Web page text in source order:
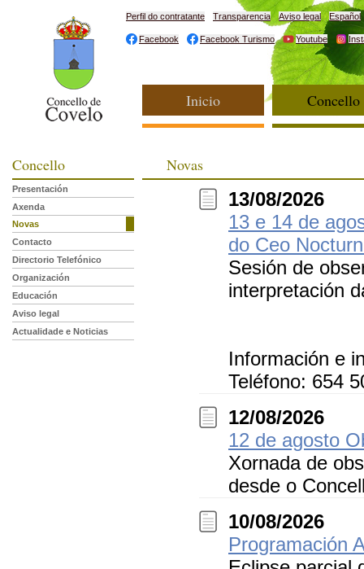
Perfil do contratante Transparencia Aviso legal Español
Facebook Facebook Turismo Youtube
Inicio Concello
Concello
Presentación
Axenda
Novas
Contacto
Directorio Telefónico
Organización
Educación
Aviso legal
Actualidade e Noticias
Novas
13/08/2026
13 e 14 de
do Ceo
Sesión de
interpretación
Información e
Teléfono: 654
12/08/2026
12 de agosto
Xornada de
desde o
10/08/2026
Programación